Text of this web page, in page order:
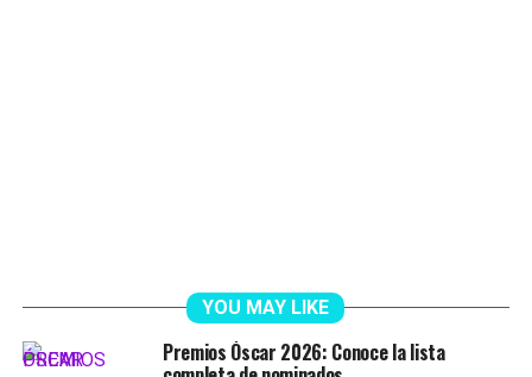
YOU MAY LIKE
Premios Óscar 2026: Conoce la lista